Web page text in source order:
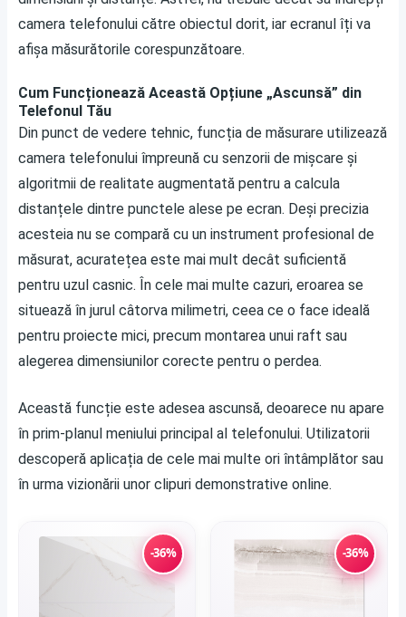
camera telefonului către obiectul dorit, iar ecranul îți va
afișa măsurătorile corespunzătoare.
Cum Funcționează Această Opțiune „Ascunsă” din
Telefonul Tău
Din punct de vedere tehnic, funcția de măsurare utilizează
camera telefonului împreună cu senzorii de mișcare și
algoritmii de realitate augmentată pentru a calcula
distanțele dintre punctele alese pe ecran. Deși precizia
acesteia nu se compară cu un instrument profesional de
măsurat, acuratețea este mai mult decât suficientă
pentru uzul casnic. În cele mai multe cazuri, eroarea se
situează în jurul câtorva milimetri, ceea ce o face ideală
pentru proiecte mici, precum montarea unui raft sau
alegerea dimensiunilor corecte pentru o perdea.
Această funcție este adesea ascunsă, deoarece nu apare
în prim-planul meniului principal al telefonului. Utilizatorii
descoperă aplicația de cele mai multe ori întâmplător sau
în urma vizionării unor clipuri demonstrative online.
-36% -36%